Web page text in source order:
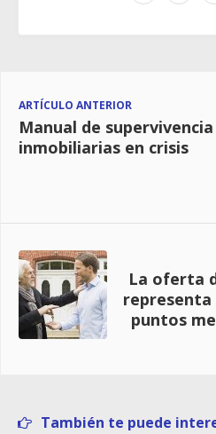
ARTÍCULO ANTERIOR
Manual de
inmobiliarias en crisis
La oferta
representa
puntos
También te puede